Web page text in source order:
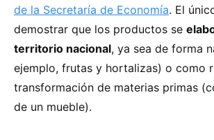
de la Secretaría de Economía. El
demostrar que los productos se
territorio nacional, ya sea de forma
ejemplo, frutas y hortalizas) o como
transformación de materias primas
de un mueble).